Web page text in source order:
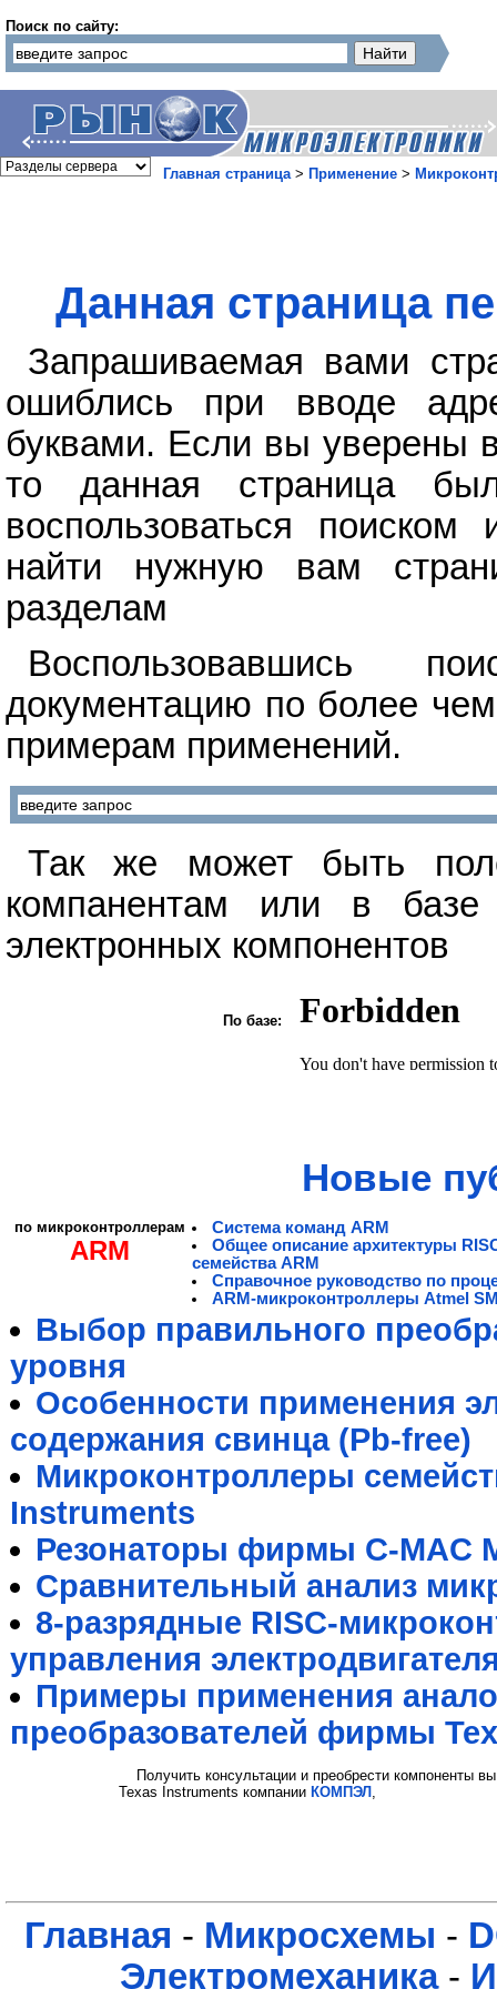
Поиск по сайту:
Главная страница> Применение >
Данная страница
Запрашиваемая вами
ошиблись при вводе
буквами. Если вы уверены
то данная страница
воспользоваться поиском
найти нужную вам
разделам
Воспользовавшись
документацию по более
примерам применений.
Так же может быть
компанентам или в базе
электронных компонентов
По базе:
Новые
по микроконтроллерам
ARM
Система команд ARM
Общее описание архитектуры
семейства ARM
Справочное руководство по
ARM-микроконтроллеры Atmel
Выбор правильного
уровня
Особенности применения
содержания свинца (Pb-free)
Микроконтроллеры
Instruments
Резонаторы фирмы C-MAC
Сравнительный анализ
8-разрядные RISC-
управления
Примеры применения
преобразователей фирмы
Получить консультации и преобрести компоненты
Texas Instruments компании КОМПЭЛ ,
Главная - Микросхемы -
Электромеханика-